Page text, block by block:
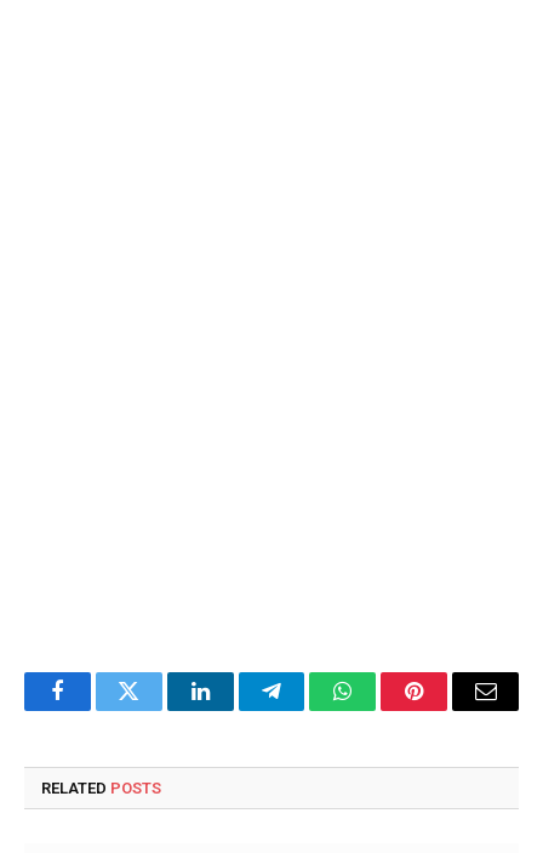
FacebookTwitter LinkedInTelegramWhatsAppPinterestEmail
RELATED POSTS